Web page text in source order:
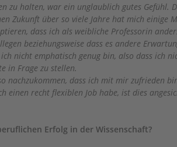
zu halten, war ein unglaublich gutes Gefühl.
Zukunft über so viele Jahre hat mich einige
dass ich als weibliche Professorin
beziehungsweise dass es andere
nicht emphatisch genug bin, also dass ich
in Frage zu stellen.
nachzukommen, dass ich mit mir zufrieden
einen recht flexiblen Job habe, ist dies
Erfolg in der Wissenschaft?